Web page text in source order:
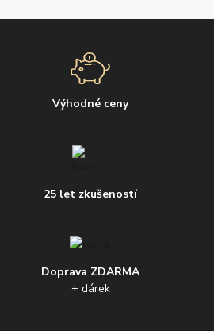
Výhodné ceny
25 let zkušeností
Doprava ZDARMA
+ dárek